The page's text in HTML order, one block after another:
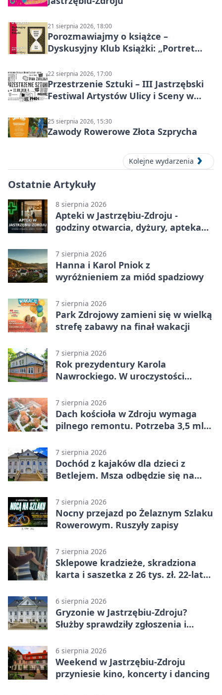
21 sierpnia 2026, 18:00
Porozmawiajmy o książce –
Dyskusyjny Klub Książki: „Portret
22 sierpnia 2026, 17:00
Przestrzenie Sztuki – III Jastrzębski
Festiwal Artystów Ulicy i Sceny w
25 sierpnia 2026, 15:30
Zawody Rowerowe Złota Szprycha
Kolejne wydarzenia
Ostatnie Artykuły
8 sierpnia 2026
Apteki w Jastrzębiu-Zdroju -
godziny otwarcia, dyżury, apteka
7 sierpnia 2026
Hanna i Karol Pniok z
wyróżnieniem za miód spadziowy
7 sierpnia 2026
Park Zdrojowy zamieni się w wielką
strefę zabawy na finał wakacji
7 sierpnia 2026
Rok prezydentury Karola
Nawrockiego. W uroczystości
7 sierpnia 2026
Dach kościoła w Zdroju wymaga
pilnego remontu. Potrzeba 3,5 mln
7 sierpnia 2026
Dochód z kajaków dla dzieci z
Betlejem. Msza odbędzie się na
7 sierpnia 2026
Nocny przejazd po Żelaznym Szlaku
Rowerowym. Ruszyły zapisy
7 sierpnia 2026
Sklepowe kradzieże, skradziona
karta i saszetka z 26 tys. zł. 22-latek
6 sierpnia 2026
Gryzonie w Jastrzębiu-Zdroju?
Służby sprawdziły zgłoszenia i
6 sierpnia 2026
Weekend w Jastrzębiu-Zdroju
przyniesie kino, koncerty i dancing